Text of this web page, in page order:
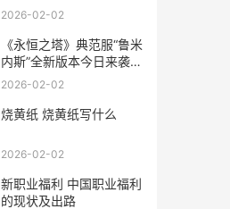
队友“花傲天” 腾讯和平精
2026-02-02
《永恒之塔》典范服“鲁米
内斯”全新版本今日来袭
首个近战法师职业璀璨公
2026-02-02
烧黄纸 烧黄纸写什么
2026-02-02
新职业福利 中国职业福利
的现状及出路